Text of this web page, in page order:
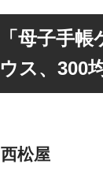
「母子手
ウス、300
西松屋